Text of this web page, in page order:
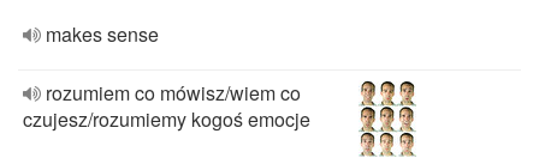
makes sense
rozumiem co mówisz/wiem co
czujesz/rozumiemy kogoś emocje